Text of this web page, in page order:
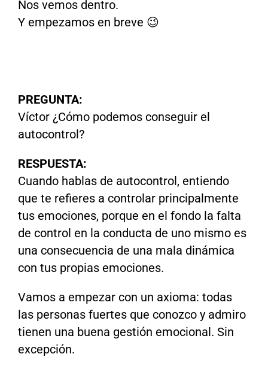
Nos vemos dentro.
Y empezamos en breve 😉
PREGUNTA:
Víctor ¿Cómo podemos conseguir el
autocontrol?
RESPUESTA:
Cuando hablas de autocontrol, entiendo
que te refieres a controlar principalmente
tus emociones, porque en el fondo la falta
de control en la conducta de uno mismo es
una consecuencia de una mala dinámica
con tus propias emociones.
Vamos a empezar con un axioma: todas
las personas fuertes que conozco y admiro
tienen una buena gestión emocional. Sin
excepción.